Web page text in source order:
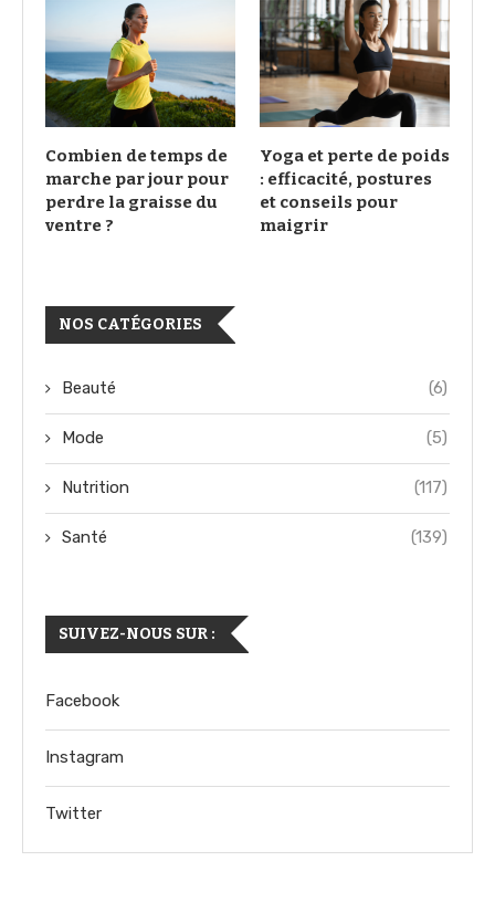
Combien de temps de
marche par jour pour
perdre la graisse du
ventre ?
Yoga et perte de poids
: efficacité, postures
et conseils pour
maigrir
NOS CATÉGORIES
Beauté (6)
Mode (5)
Nutrition (117)
Santé (139)
SUIVEZ-NOUS SUR :
Facebook
Instagram
Twitter